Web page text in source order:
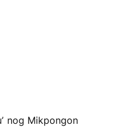
nog Mikpongon